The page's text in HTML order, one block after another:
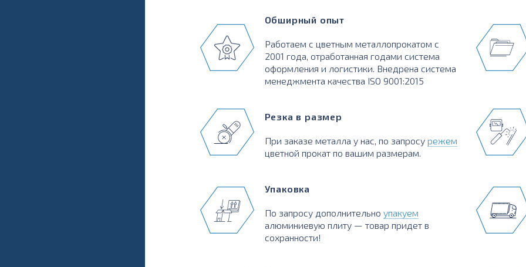
Обширный опыт
Работаем с цветным металлопрокатом с
2001 года, отработанная годами система
оформления и логистики. Внедрена система
менеджмента качества ISO 9001:2015
Резка в размер
При заказе металла у нас, по запросу режем
цветной прокат по вашим размерам.
Упаковка
По запросу дополнительно упакуем
алюминиевую плиту — товар придет в
сохранности!